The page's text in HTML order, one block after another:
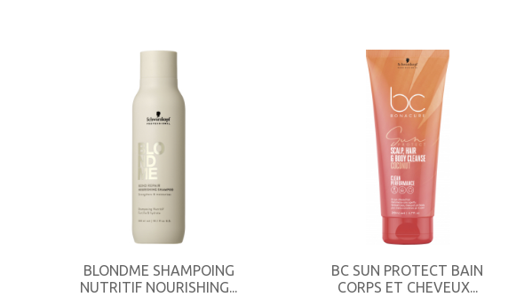
BLONDME SHAMPOING
NUTRITIF NOURISHING...
BC SUN PROTECT BAIN
CORPS ET CHEVEUX...